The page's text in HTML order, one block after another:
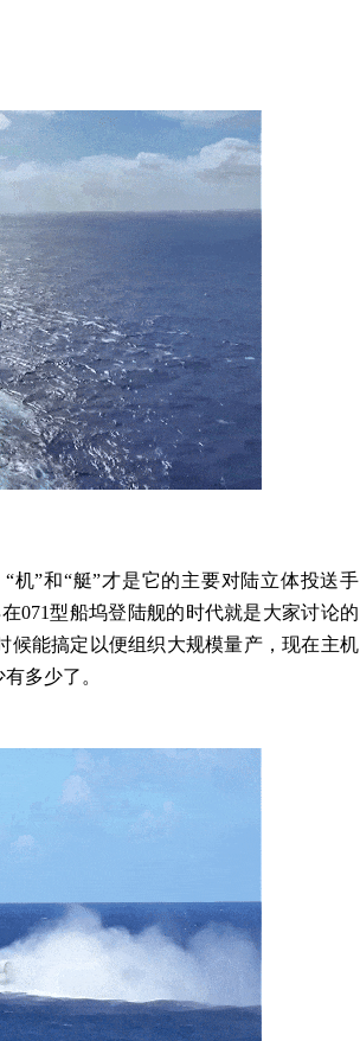
机”和“艇”才是它的主要对陆立体投送手
071型船坞登陆舰的时代就是大家讨论的
候能搞定以便组织大规模量产，现在主机
多少了。